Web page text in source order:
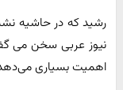
رشید که در حاشیه
نیوز عربی سخن می
اهمیت بسیاری